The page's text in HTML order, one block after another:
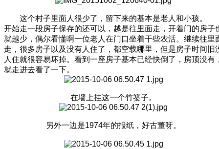
这个村子里面人很少了，留下来的基本是老人和小孩。
开始走一段房子保存的还可以，越是往里面走，开着门的房子
就越少，偶尔看懂啊一位老人在门口坐着干些农活。继续往里
走，很多房子以及没有人住了，都空载哪里，但是房子时间旧
人住就很容易坏掉。看到一座房子基本已经快倒了，房顶没有
就走进去看了一下。
在墙上挂这一个竹篓子。
另外一边是1974年的报纸，好古董呀。